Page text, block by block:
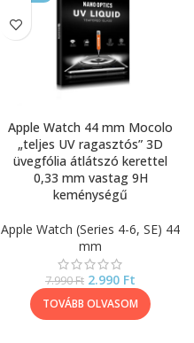
Apple Watch 44 mm Mocolo
„teljes UV ragasztós” 3D
üvegfólia átlátszó kerettel
0,33 mm vastag 9H
keménységű
Apple Watch (Series 4-6, SE) 44
mm
7.990Ft 2.990 Ft
TOVÁBB OLVASOM